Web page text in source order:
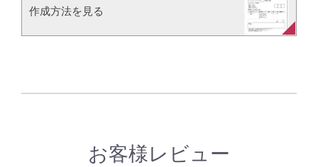
作成方法を見る​​
お客様レビュー